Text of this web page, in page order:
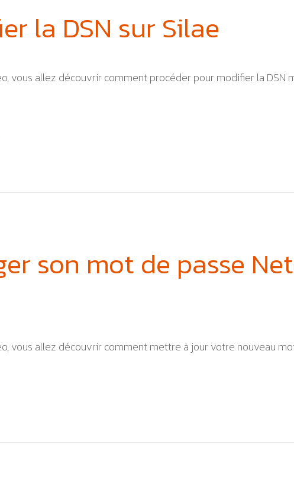
la DSN sur Silae
vous allez découvrir comment procéder pour modifier la DSN
son mot de passe
vous allez découvrir comment mettre à jour votre nouveau